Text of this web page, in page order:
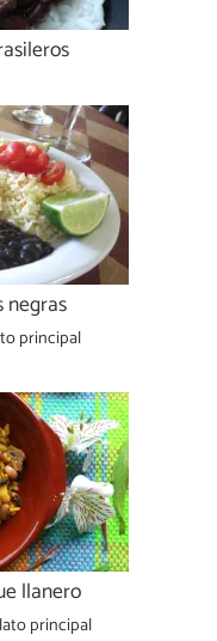
negras
principal
llanero
principal